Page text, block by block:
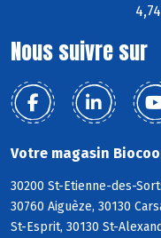
Nous suivre sur
Votre magasin
30200 St-Etienne-des-
30760 Aiguèze, 30130
St-Esprit, 30130 St-